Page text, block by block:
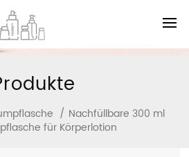
/ Nachfüllbare 300 ml
für Körperlotion